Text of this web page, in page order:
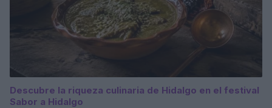
Descubre la riqueza culinaria de Hidalgo en el festival
Sabor a Hidalgo